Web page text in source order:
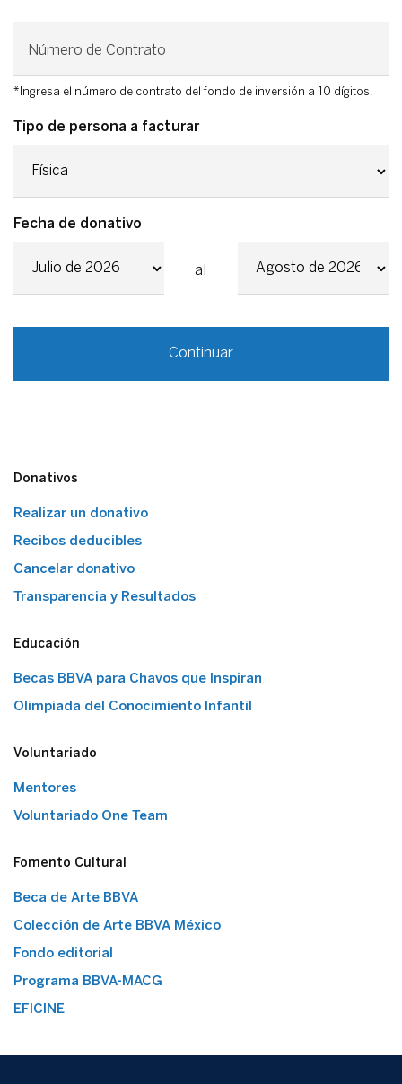
Número de Contrato
*Ingresa el número de contrato del fondo de inversión a 10 dígitos.
Tipo de persona a facturar
Fecha de donativo
al
Continuar
Donativos
Realizar un donativo
Recibos deducibles
Cancelar donativo
Transparencia y Resultados
Educación
Becas BBVA para Chavos que Inspiran
Olimpiada del Conocimiento Infantil
Voluntariado
Mentores
Voluntariado One Team
Fomento Cultural
Beca de Arte BBVA
Colección de Arte BBVA México
Fondo editorial
Programa BBVA-MACG
EFICINE